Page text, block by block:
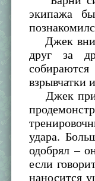
экипажа
Джек
друг за
взрывчатки
Джек
удара.
одобрял –
если
наносится